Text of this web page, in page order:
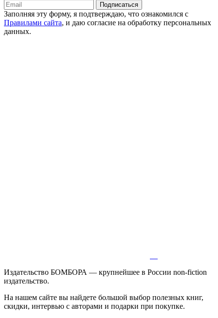
Подписаться
Заполняя эту форму, я подтверждаю, что ознакомился с
Правилами сайта, и даю согласие на обработку персональных
данных.
Издательство БОМБОРА — крупнейшее в России non-fiction
издательство.
На нашем сайте вы найдете большой выбор полезных книг,
скидки, интервью с авторами и подарки при покупке.